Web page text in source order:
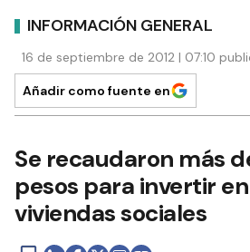
INFORMACIÓN GENERAL
16 de septiembre de 2012 | 07:10
Añadir como fuente en
Se recaudaron más
pesos para invertir
viviendas sociales